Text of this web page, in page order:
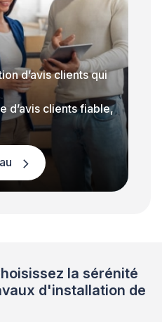
d’avis clients qui
d’avis clients fiable,
la sérénité
d'installation de